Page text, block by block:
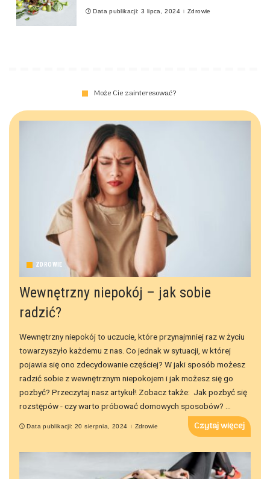
Data publikacji: 3 lipca, 2024 Zdrowie
Może Cie zainteresować?
ZDROWIE
Wewnętrzny niepokój – jak sobie
radzić?
Wewnętrzny niepokój to uczucie, które przynajmniej raz w życiu
towarzyszyło każdemu z nas. Co jednak w sytuacji, w której
pojawia się ono zdecydowanie częściej? W jaki sposób możesz
radzić sobie z wewnętrznym niepokojem i jak możesz się go
pozbyć? Przeczytaj nasz artykuł! Zobacz także: Jak pozbyć się
rozstępów - czy warto próbować domowych sposobów? ...
Data publikacji: 20 sierpnia, 2024 Zdrowie Czytaj więcej